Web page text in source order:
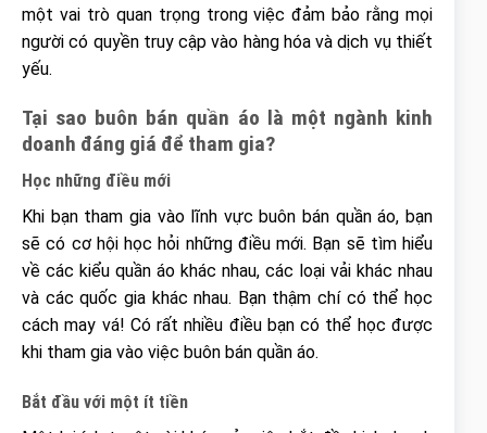
một vai trò quan trọng trong việc đảm bảo rằng mọi
người có quyền truy cập vào hàng hóa và dịch vụ thiết
yếu.
Tại sao buôn bán quần áo là một ngành kinh
doanh đáng giá để tham gia?
H ọc những điều mới
Khi bạn tham gia vào lĩnh vực buôn bán quần áo, bạn
sẽ có cơ hội học hỏi những điều mới. Bạn sẽ tìm hiểu
về các kiểu quần áo khác nhau, các loại vải khác nhau
và các quốc gia khác nhau. Bạn thậm chí có thể học
cách may vá! Có rất nhiều điều bạn có thể học được
khi tham gia vào việc buôn bán quần áo.
Bắt đầu với một ít tiền